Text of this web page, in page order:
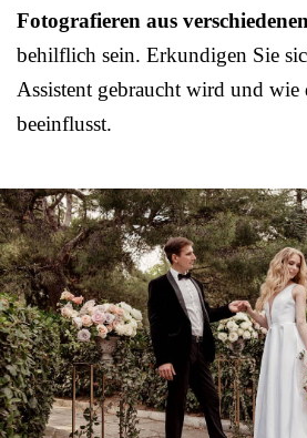
Fotografieren aus
behilflich sein. Erkundigen Sie
Assistent gebraucht wird und wie
beeinflusst.